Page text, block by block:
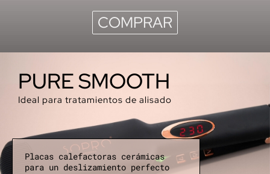
COMPRAR
PURE SMOOTH
Ideal para tratamientos de alisado
Placas calefactoras cerámicas
para un deslizamiento perfecto